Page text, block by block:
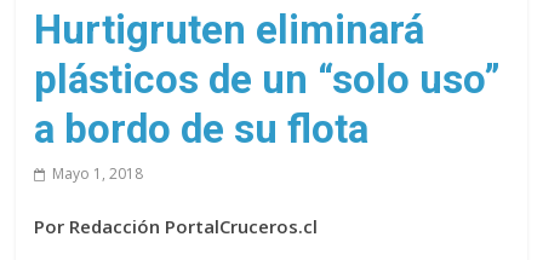
de
cruceros
en
un
solo
Hurtigruten eliminará
plásticos de un “solo uso”
a bordo de su flota
Mayo 1, 2018
Por Redacción PortalCruceros.cl